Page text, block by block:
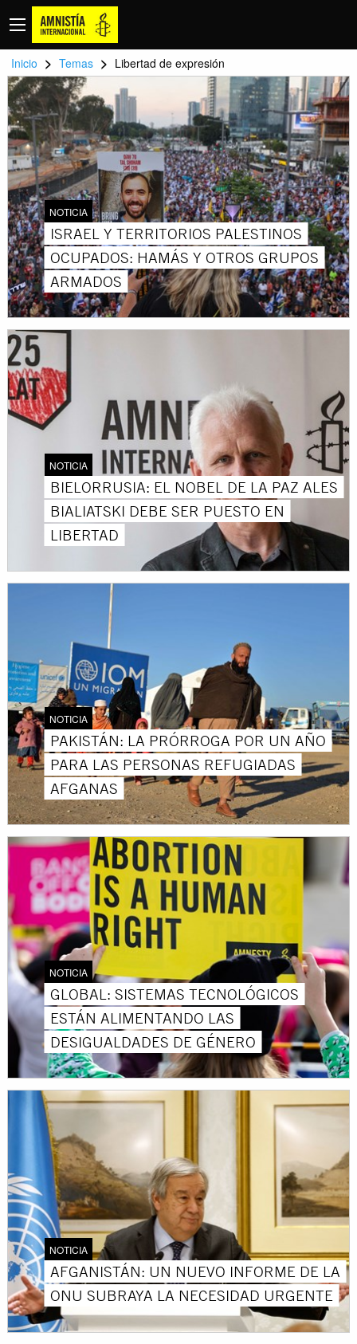
Inicio > Temas > Libertad de expresión
NOTICIA
ISRAEL Y TERRITORIOS PALESTINOS
OCUPADOS: HAMÁS Y OTROS GRUPOS
ARMADOS
NOTICIA
BIELORRUSIA: EL NOBEL DE LA PAZ ALES
BIALIATSKI DEBE SER PUESTO EN
LIBERTAD
NOTICIA
PAKISTÁN: LA PRÓRROGA POR UN AÑO
PARA LAS PERSONAS REFUGIADAS
AFGANAS
NOTICIA
GLOBAL: SISTEMAS TECNOLÓGICOS
ESTÁN ALIMENTANDO LAS
DESIGUALDADES DE GÉNERO
NOTICIA
AFGANISTÁN: UN NUEVO INFORME DE LA
ONU SUBRAYA LA NECESIDAD URGENTE